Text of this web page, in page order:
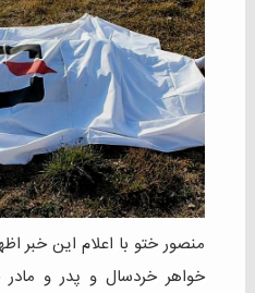
منصور ختو با اعلام این خبر